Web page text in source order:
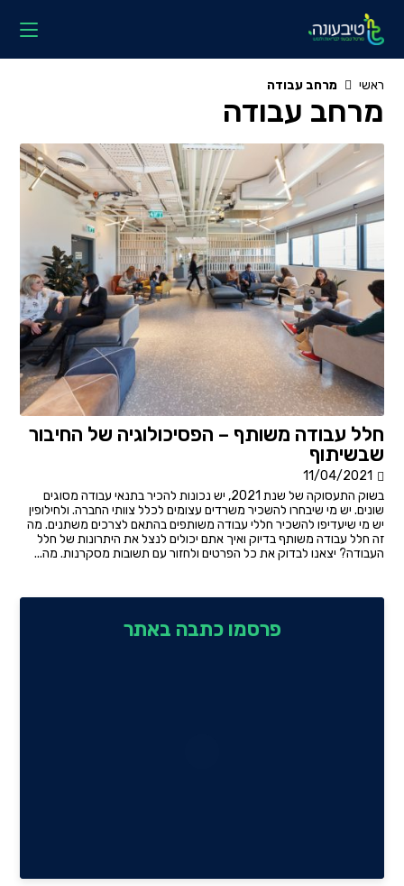
content
ראשי מרחב עבודה
מרחב עבודה
חלל עבודה משותף – הפסיכולוגיה של החיבור
שבשיתוף
11/04/2021
בשוק התעסוקה של שנת 2021, יש נכונות להכיר בתנאי עבודה מסוגים
שונים. יש מי שיבחרו להשכיר משרדים עצומים לכלל צוותי החברה. ולחילופין
יש מי שיעדיפו להשכיר חללי עבודה משותפים בהתאם לצרכים משתנים. מה
זה חלל עבודה משותף בדיוק ואיך אתם יכולים לנצל את היתרונות של חלל
העבודה? יצאנו לבדוק את כל הפרטים ולחזור עם תשובות מסקרנות. מה...
פרסמו כתבה באתר